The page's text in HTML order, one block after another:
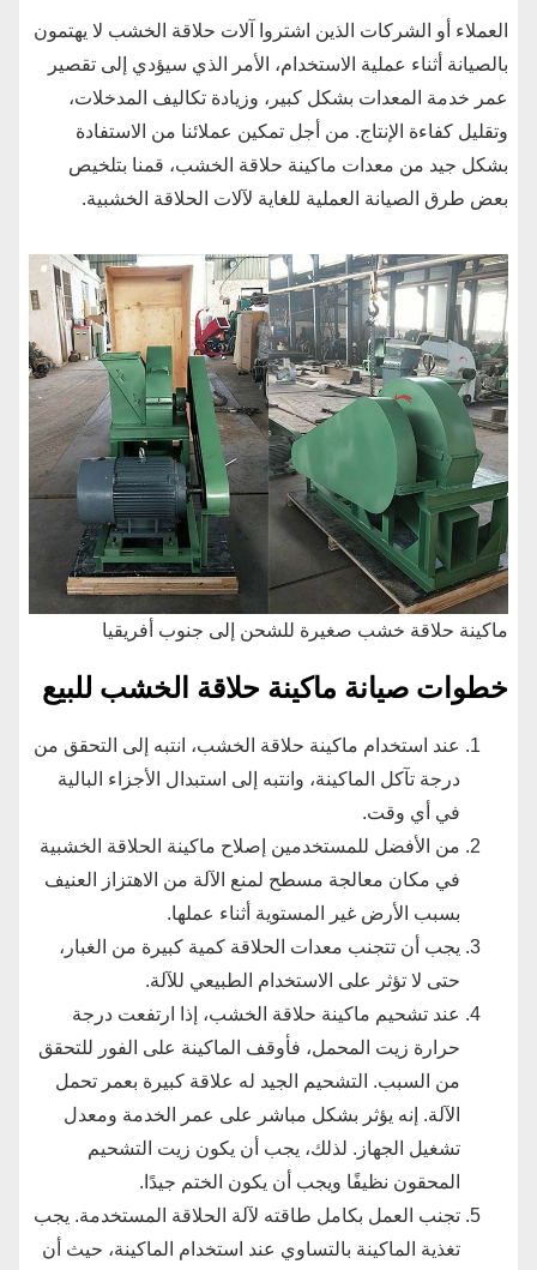
العملاء أو الشركات الذين اشتروا آلات حلاقة الخشب لا يهتمون
بالصيانة أثناء عملية الاستخدام، الأمر الذي سيؤدي إلى تقصير
عمر خدمة المعدات بشكل كبير، وزيادة تكاليف المدخلات،
وتقليل كفاءة الإنتاج. من أجل تمكين عملائنا من الاستفادة
بشكل جيد من معدات ماكينة حلاقة الخشب، قمنا بتلخيص
بعض طرق الصيانة العملية للغاية لآلات الحلاقة الخشبية.
ماكينة حلاقة خشب صغيرة للشحن إلى جنوب أفريقيا
خطوات صيانة ماكينة حلاقة الخشب للبيع
عند استخدام ماكينة حلاقة الخشب، انتبه إلى التحقق من
درجة تآكل الماكينة، وانتبه إلى استبدال الأجزاء البالية
في أي وقت.
من الأفضل للمستخدمين إصلاح ماكينة الحلاقة الخشبية
في مكان معالجة مسطح لمنع الآلة من الاهتزاز العنيف
بسبب الأرض غير المستوية أثناء عملها.
يجب أن تتجنب معدات الحلاقة كمية كبيرة من الغبار،
حتى لا تؤثر على الاستخدام الطبيعي للآلة.
عند تشحيم ماكينة حلاقة الخشب، إذا ارتفعت درجة
حرارة زيت المحمل، فأوقف الماكينة على الفور للتحقق
من السبب. التشحيم الجيد له علاقة كبيرة بعمر تحمل
الآلة. إنه يؤثر بشكل مباشر على عمر الخدمة ومعدل
تشغيل الجهاز. لذلك، يجب أن يكون زيت التشحيم
المحقون نظيفًا ويجب أن يكون الختم جيدًا.
تجنب العمل بكامل طاقته لآلة الحلاقة المستخدمة. يجب
تغذية الماكينة بالتساوي عند استخدام الماكينة، حيث أن